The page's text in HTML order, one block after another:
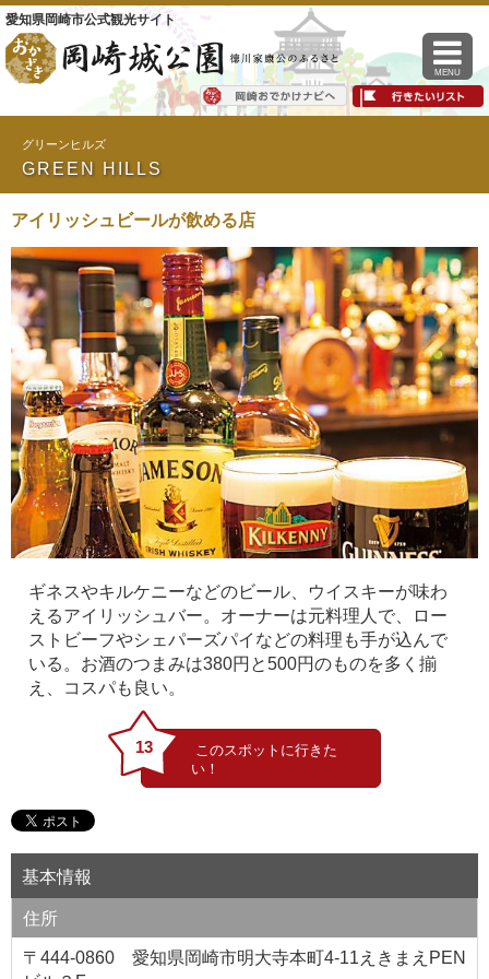
愛知県岡崎市公式観光サイト
MENU
グリーンヒルズ
GREEN HILLS
アイリッシュビールが飲める店
ギネスやキルケニーなどのビール、ウイスキーが味わ
えるアイリッシュバー。オーナーは元料理人で、ロー
ストビーフやシェパーズパイなどの料理も手が込んで
いる。お酒のつまみは380円と500円のものを多く揃
え、コスパも良い。
13
基本情報
住所
〒444-0860 愛知県岡崎市明大寺本町4-11えきまえPEN